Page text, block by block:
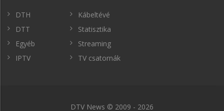
DTH
DTT
Egyéb
IPTV
Kábeltévé
Statisztika
Streaming
TV csatornák
DTV News © 2009 - 2026